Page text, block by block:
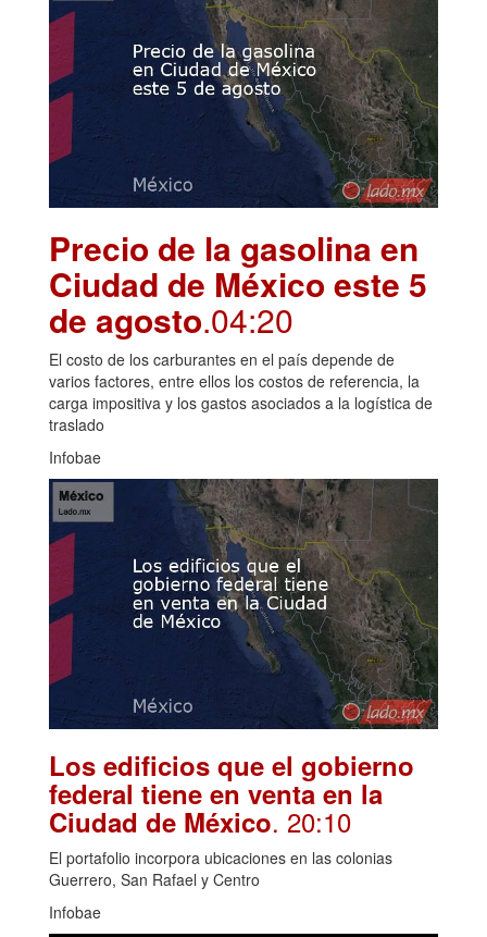
Precio de la gasolina en
Ciudad de México este 5
de agosto.04:20
El costo de los carburantes en el país depende de
varios factores, entre ellos los costos de referencia, la
carga impositiva y los gastos asociados a la logística de
traslado
Infobae
Los edificios que el gobierno
federal tiene en venta en la
Ciudad de México. 20:10
El portafolio incorpora ubicaciones en las colonias
Guerrero, San Rafael y Centro
Infobae